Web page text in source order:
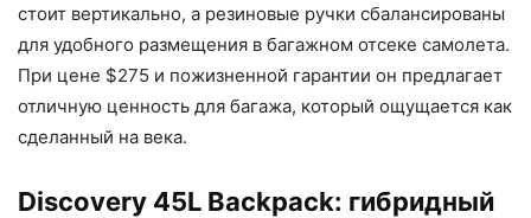
стоит вертикально, а резиновые ручки сбалансированы
для удобного размещения в багажном отсеке самолета.
При цене $275 и пожизненной гарантии он предлагает
отличную ценность для багажа, который ощущается как
сделанный на века.
Discovery 45L Backpack: гибридный